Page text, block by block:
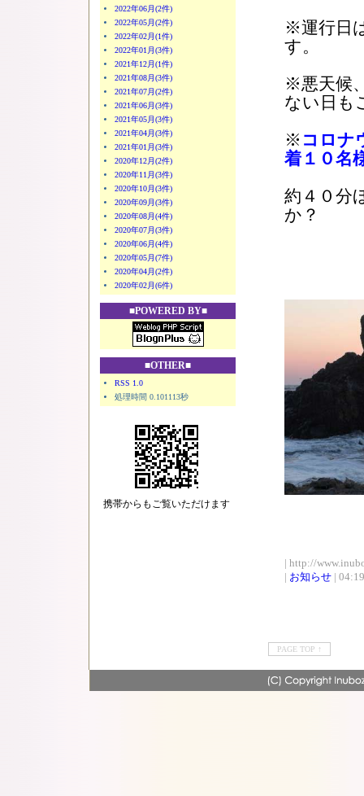
2022年06月(2件)
2022年05月(2件)
2022年02月(1件)
2022年01月(3件)
2021年12月(1件)
2021年08月(3件)
2021年07月(2件)
2021年06月(3件)
2021年05月(3件)
2021年04月(3件)
2021年01月(3件)
2020年12月(2件)
2020年11月(3件)
2020年10月(3件)
2020年09月(3件)
2020年08月(4件)
2020年07月(3件)
2020年06月(4件)
2020年05月(7件)
2020年04月(2件)
2020年02月(6件)
■POWERED BY■
■OTHER■
RSS 1.0
処理時間 0.101113秒
携帯からもご覧いただけます
※運行日
す。
※悪天候
ない日も
※ コロナ
着１０名
約４０分
か？
| http://
| お知らせ |
PAGE TOP ↑